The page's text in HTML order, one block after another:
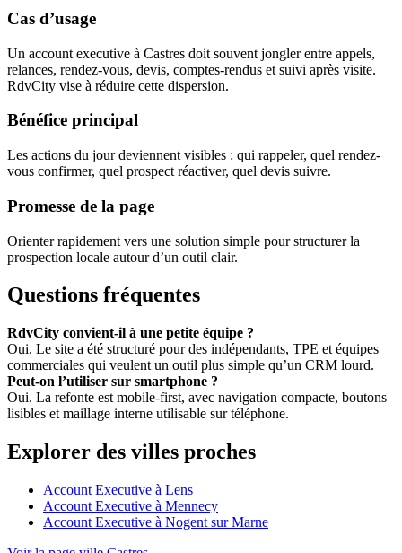
Cas d’usage
Un account executive à Castres doit souvent jongler entre appels,
relances, rendez-vous, devis, comptes-rendus et suivi après visite.
RdvCity vise à réduire cette dispersion.
Bénéfice principal
Les actions du jour deviennent visibles : qui rappeler, quel rendez-
vous confirmer, quel prospect réactiver, quel devis suivre.
Promesse de la page
Orienter rapidement vers une solution simple pour structurer la
prospection locale autour d’un outil clair.
Questions fréquentes
RdvCity convient-il à une petite équipe ?
Oui. Le site a été structuré pour des indépendants, TPE et équipes
commerciales qui veulent un outil plus simple qu’un CRM lourd.
Peut-on l’utiliser sur smartphone ?
Oui. La refonte est mobile-first, avec navigation compacte, boutons
lisibles et maillage interne utilisable sur téléphone.
Explorer des villes proches
Account Executive à Lens
Account Executive à Mennecy
Account Executive à Nogent sur Marne